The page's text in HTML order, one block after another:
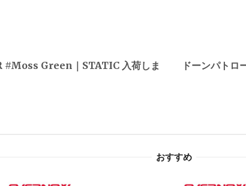
#Moss Green｜STATIC 入荷しま
ドーンパト
おすすめ